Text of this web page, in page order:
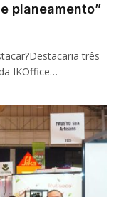
planeamento”
três
IKOffice…